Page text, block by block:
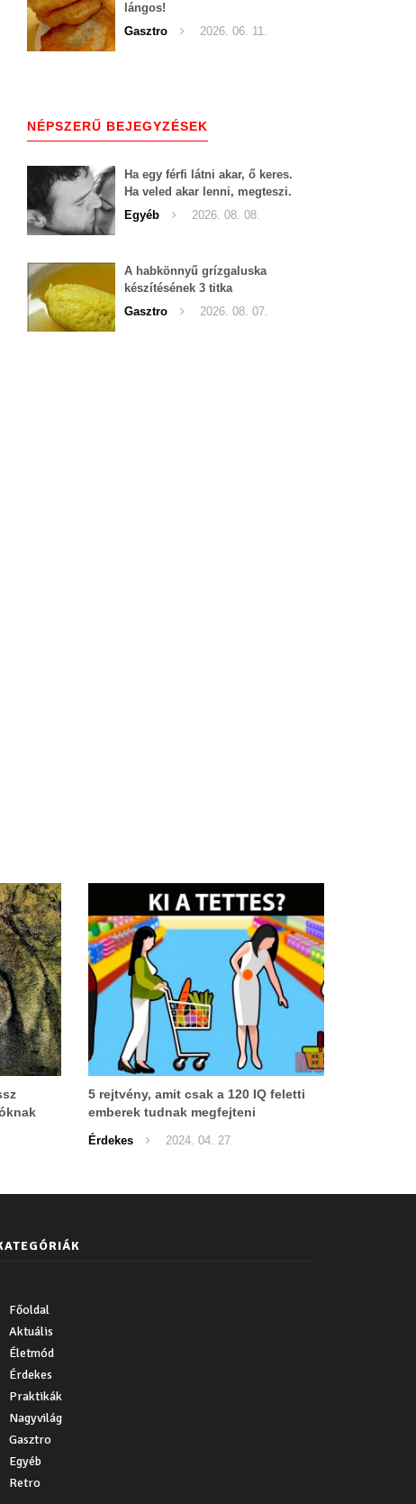
lángos!
Gasztro
2026. 06. 11.
NÉPSZERŰ BEJEGYZÉSEK
Ha egy férfi látni akar, ő keres.
Ha veled akar lenni, megteszi.
Nem egy nőnek kell tíz
körömmel belekapaszkodva
Egyéb 2026. 08. 08.
A habkönnyű grízgaluska
készítésének 3 titka
Gasztro
2026. 08. 07.
5 rejtvény, amit csak a 120 IQ feletti
emberek tudnak megfejteni
Érdekes 2024. 04. 27.
Főoldal
Aktuális
Életmód
Érdekes
Praktikák
Nagyvilág
Gasztro
Egyéb
Retro